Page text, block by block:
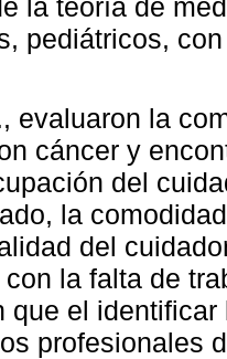
la teoría de
pediátricos,
evaluaron la
cáncer y
del
la
del
la falta de
que el
profesionales